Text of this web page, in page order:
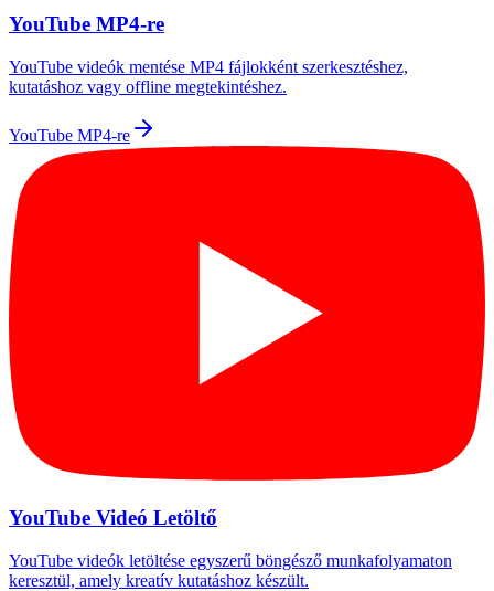
YouTube MP4-re
YouTube videók mentése MP4 fájlokként szerkesztéshez,
kutatáshoz vagy offline megtekintéshez.
YouTube MP4-re
YouTube Videó Letöltő
YouTube videók letöltése egyszerű böngésző munkafolyamaton
keresztül, amely kreatív kutatáshoz készült.